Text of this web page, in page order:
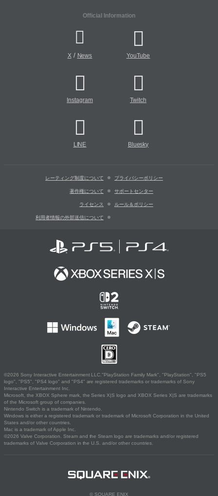
Official Information
X/ News YouTube
Instagram Twitch
LINE Bluesky
レーティング制度について プライバシーポリシー
著作権について サポートセンター
ライセンス ルール＆ポリシー
利用者情報の外部送信について
©2026 Sony Interactive Entertainment LLC."PlayStation Family Mark", "PlayStation", "PS5
logo", "PS5", "PS4 logo" and "PS4" are registered trademarks or trademarks of Sony
Interactive Entertainment Inc.
Microsoft, the XBOX Sphere mark, the Series X|S logo and XBOX Series X|S are trademarks
of the Microsoft group of companies.
Nintendo Switch is a trademark of Nintendo.
Windows is either a registered trademark or trademark of Microsoft Corporation in the United
States and/or other countries.
Mac is a trademark of Apple Inc.
©2026 Valve Corporation. Steam and the Steam logo are trademarks and/or registered
trademarks of Valve Corporation in the U.S. and/or other countries.
© SQUARE ENIX